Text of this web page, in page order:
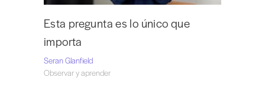
Esta pregunta es lo único que
importa
Seran Glanfield
Observar y aprender